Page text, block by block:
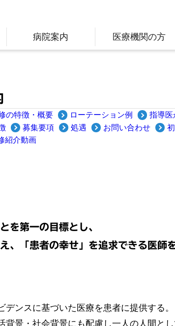
病院案内 医療機関の方
の特徴・概要 ローテーション例
指導医
募集要項 処遇 お問い合わせ
紹介動画
を第一の目標とし、
、「患者の幸せ」を追求できる医師
デンスに基づいた医療を患者に提供する。
景・社会背景にも配慮し一人の人間とし